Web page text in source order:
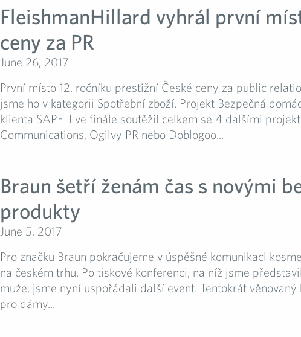
FleishmanHillard vyhrál první
ceny za PR
June 26, 2017
První místo 12. ročníku prestižní České ceny za public
jsme ho v kategorii Spotřební zboží. Projekt Bezpečná
klienta SAPELI ve finále soutěžil celkem se 4 dalšími
Communications, Ogilvy PR nebo Doblogoo...
Braun šetří ženám čas s novými
produkty
June 5, 2017
Pro značku Braun pokračujeme v úspěšné komunikaci
na českém trhu. Po tiskové konferenci, na níž jsme
muže, jsme nyní uspořádali další event. Tentokrát
pro dámy...